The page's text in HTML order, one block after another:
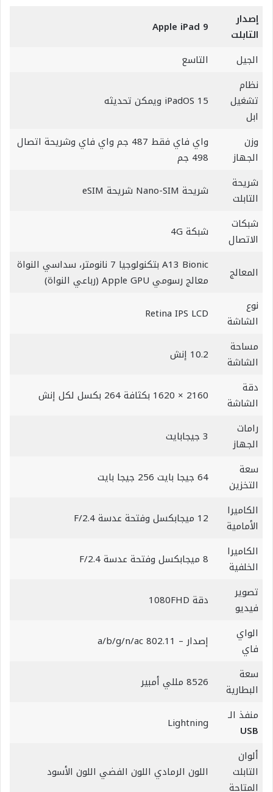
إصدار
التابلت
Apple iPad 9
الجيل
التاسع
نظام
تشغيل
ابل
iPadOS 15 ويمكن تحديثه
وزن
الجهاز
واي فاي فقط 487 جم واي فاي وشريحة اتصال
498 جم
شريحة
التابلت
شريحة Nano-SIM شريحة eSIM
شبكات
الاتصال
شبكة 4G
المعالج
A13 Bionic بتكنولوجيا 7 نانومتر، سداسي النواة
معالج رسومي Apple GPU (رباعي النواة)
نوع
الشاشة
Retina IPS LCD
مساحة
الشاشة
10.2 إنش
دقة
الشاشة
2160 × 1620 بكثافة 264 بكسل لكل إنش
رامات
الجهاز
3 جيجابايت
سعة
التخزين
64 جيجا بايت 256 جيجا بايت‏‏‏‏
الكاميرا
الأمامية
12 ميجابكسل وفتحة عدسة F/2.4
الكاميرا
الخلفية
8 ميجابكسل وفتحة عدسة F/2.4
تصوير
فيديو
دقة 1080FHD
الواي
فاي
إصدار – 802.11 a/b/g/n/ac
سعة
البطارية
8526 مللي أمبير
منفذ الـ
USB
Lightning
ألوان
التابلت
المتاحة
اللون الرمادي اللون الفضي اللون الأسود